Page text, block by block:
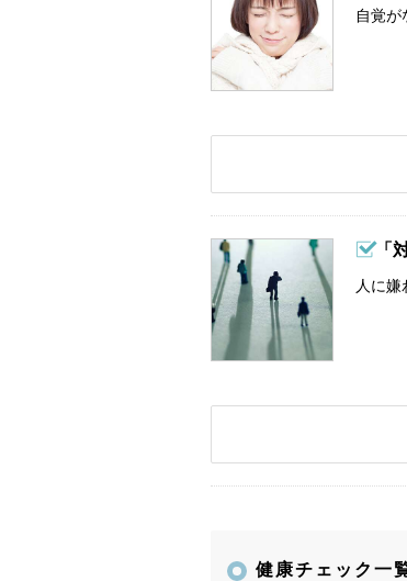
自覚が
「
人に
健康チェック一